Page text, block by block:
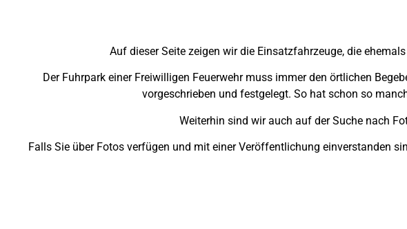
Auf dieser Seite zeigen wir die Einsatzfahrzeuge, die
Der Fuhrpark einer Freiwilligen Feuerwehr muss immer den örtlichen
vorgeschrieben und festgelegt. So hat schon so
Weiterhin sind wir auch auf der Suche nach
Falls Sie über Fotos verfügen und mit einer Veröffentlichung einverstanden